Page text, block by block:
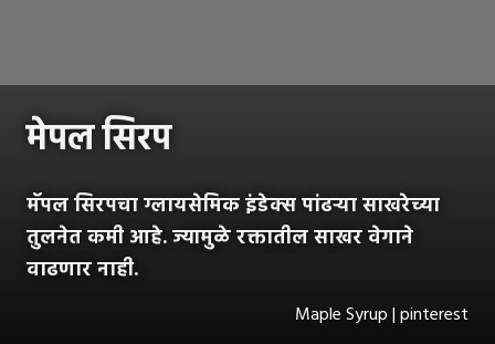
मेपल सिरप
मॅपल सिरपचा ग्लायसेमिक इंडेक्स पांढऱ्या साखरेच्या
तुलनेत कमी आहे. ज्यामुळे रक्तातील साखर वेगाने
वाढणार नाही.
Maple Syrup | pinterest